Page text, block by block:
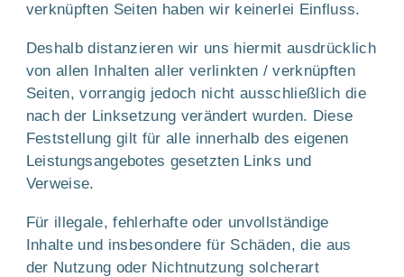
verknüpften Seiten haben wir keinerlei Einfluss.
Deshalb distanzieren wir uns hiermit ausdrücklich
von allen Inhalten aller verlinkten / verknüpften
Seiten, vorrangig jedoch nicht ausschließlich die
nach der Linksetzung verändert wurden. Diese
Feststellung gilt für alle innerhalb des eigenen
Leistungsangebotes gesetzten Links und
Verweise.
Für illegale, fehlerhafte oder unvollständige
Inhalte und insbesondere für Schäden, die aus
der Nutzung oder Nichtnutzung solcherart